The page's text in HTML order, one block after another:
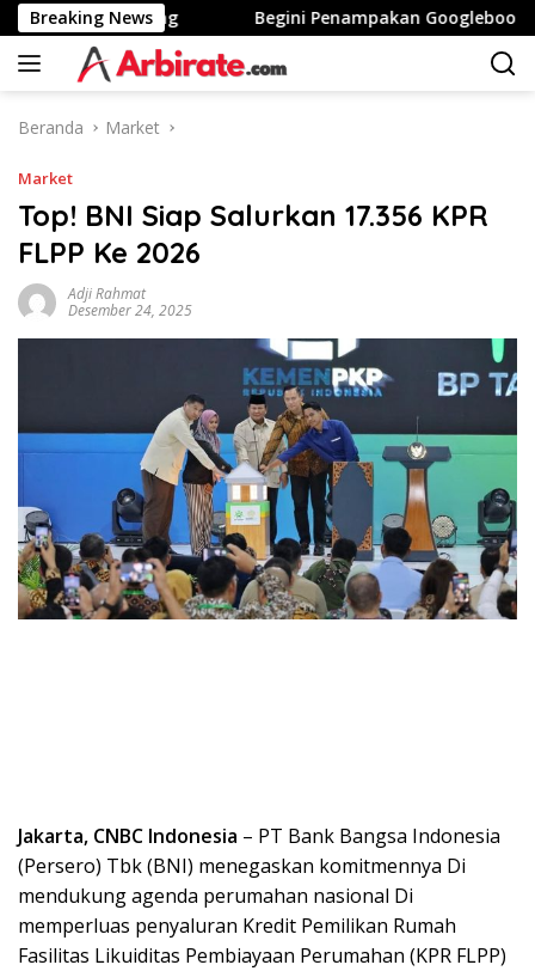
Langsung
ke
konten
Breaking News
Stunting Begini Penampakan Googlebook Bikinan
Beranda Market
Market
Top! BNI Siap Salurkan 17.356 KPR
FLPP Ke 2026
Adji Rahmat
Desember 24, 2025
Jakarta, CNBC Indonesia – PT Bank Bangsa Indonesia
(Persero) Tbk (BNI) menegaskan komitmennya Di
mendukung agenda perumahan nasional Di
memperluas penyaluran Kredit Pemilikan Rumah
Fasilitas Likuiditas Pembiayaan Perumahan (KPR FLPP)